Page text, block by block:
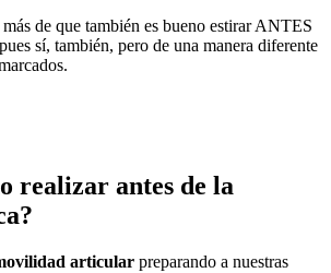
de que también es bueno estirar ANTES
sí, también, pero de una manera diferente
realizar antes de la
articular preparando a nuestras